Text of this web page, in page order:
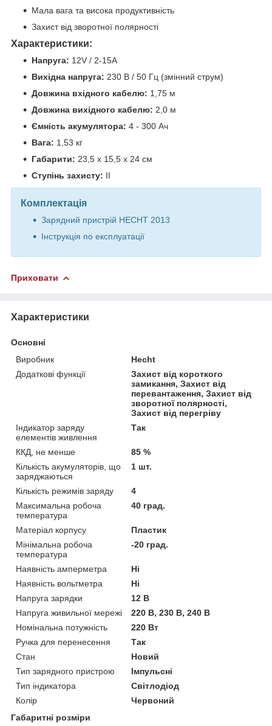
Мала вага та висока продуктивність
Захист від зворотної полярності
Характеристики:
Напруга: 12V / 2-15А
Вихідна напруга: 230 В / 50 Гц (змінний струм)
Довжина вхідного кабелю: 1,75 м
Довжина вихідного кабелю: 2,0 м
Ємність акумулятора: 4 - 300 Ач
Вага: 1,53 кг
Габарити: 23,5 х 15,5 х 24 см
Ступінь захисту: II
Комплектація
Зарядний пристрій HECHT 2013
Інструкція по експлуатації
Приховати
Характеристики
Основні
Виробник
Hecht
Додаткові функції
Захист від короткого
замикання, Захист від
перевантаження, Захист від
зворотної полярності,
Захист від перегріву
Індикатор заряду
елементів живлення
Так
ККД, не менше
85 %
Кількість акумуляторів, що
заряджаються
1 шт.
Кількість режимів заряду
4
Максимальна робоча
температура
40 град.
Матеріал корпусу
Пластик
Мінімальна робоча
температура
-20 град.
Наявність амперметра
Ні
Наявність вольтметра
Ні
Напруга зарядки
12 В
Напруга живильної мережі
220 В, 230 В, 240 В
Номінальна потужність
220 Вт
Ручка для перенесення
Так
Стан
Новий
Тип зарядного пристрою
Імпульсні
Тип індикатора
Світлодіод
Колір
Червоний
Габаритні розміри